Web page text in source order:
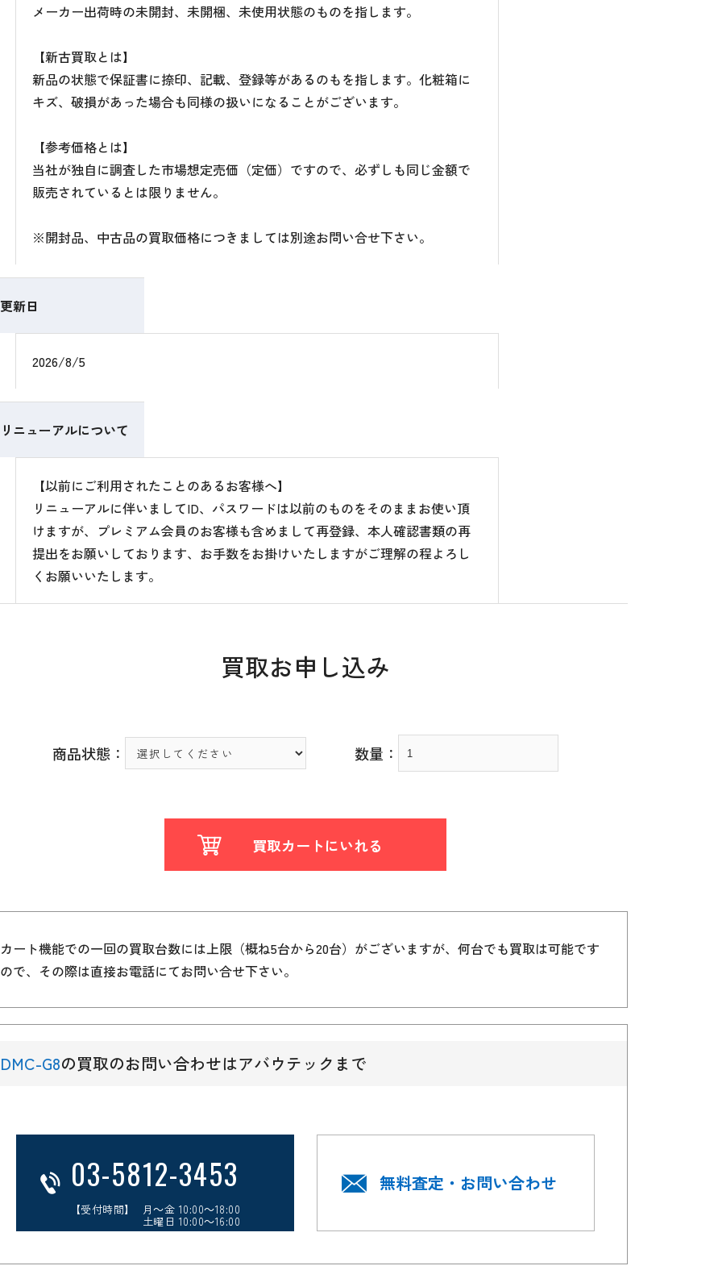
メーカー出荷時の未開封、未開梱、未使用状態のものを指します。
【新古買取とは】
新品の状態で保証書に捺印、記載、登録等があるのもを指します。化粧箱に
キズ、破損があった場合も同様の扱いになることがございます。
【参考価格とは】
当社が独自に調査した市場想定売価（定価）ですので、必ずしも同じ金額で
販売されているとは限りません。
※開封品、中古品の買取価格につきましては別途お問い合せ下さい。
更新日
2026/8/5
リニューアルについて
【以前にご利用されたことのあるお客様へ】
リニューアルに伴いましてID、パスワードは以前のものをそのままお使い頂
けますが、プレミアム会員のお客様も含めまして再登録、本人確認書類の再
提出をお願いしております、お手数をお掛けいたしますがご理解の程よろし
くお願いいたします。
買取お申し込み
商品状態： 数量：
買取カートにいれる
カート機能での一回の買取台数には上限（概ね5台から20台）がございますが、何台でも買取は可能です
ので、その際は直接お電話にてお問い合せ下さい。
DMC-G8の買取のお問い合わせはアバウテックまで
03-5812-3453
【受付時間】 月～金 10:00～18:00
土曜日 10:00～16:00
無料査定・お問い合わせ